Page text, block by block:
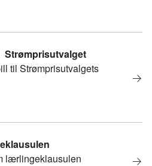
til Strømprisutvalgets
lærlingeklausulen